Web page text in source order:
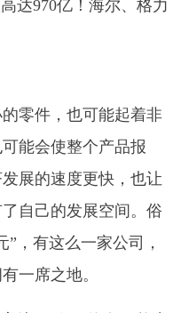
零件，也可能起着非
能会使整个产品报
展的速度更快，也让
自己的发展空间。俗
，有这么一家公司，
一席之地。